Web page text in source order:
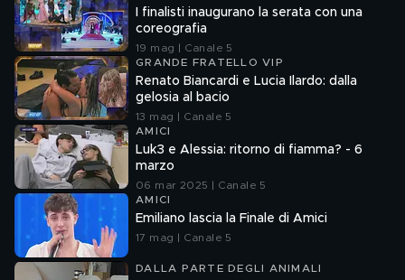
I finalisti inaugurano la serata con una
coreografia
19 mag | Canale 5
GRANDE FRATELLO VIP
Renato Biancardi e Lucia Ilardo: dalla
gelosia al bacio
13 mag | Canale 5
AMICI
Luk3 e Alessia: ritorno di fiamma? - 6
marzo
06 mar 2025 | Canale 5
AMICI
Emiliano lascia la Finale di Amici
17 mag | Canale 5
DALLA PARTE DEGLI ANIMALI